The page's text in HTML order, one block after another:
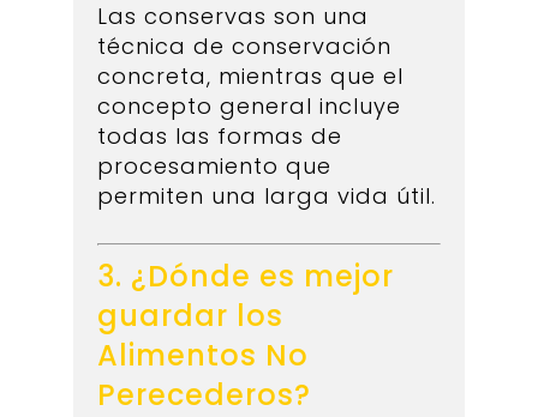
Las conservas son una
técnica de conservación
concreta, mientras que el
concepto general incluye
todas las formas de
procesamiento que
permiten una larga vida útil.
3. ¿Dónde es mejor
guardar los
Alimentos No
Perecederos?